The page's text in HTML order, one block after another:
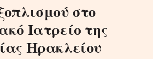
στο
Ιατρείο της
Ηρακλείου